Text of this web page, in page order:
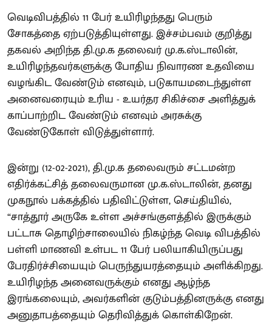
வெடிவிபத்தில் 11 பேர் உயிரிழந்தது பெரும்
சோகத்தை ஏற்படுத்தியுள்ளது. இச்சம்பவம் குறித்து
தகவல் அறிந்த தி.மு.க தலைவர் மு.க.ஸ்டாலின்,
உயிரிழந்தவர்களுக்கு போதிய நிவாரண உதவியை
வழங்கிட வேண்டும் எனவும், படுகாயமடைந்துள்ள
அனைவரையும் உரிய - உயர்தர சிகிச்சை அளித்துக்
காப்பாற்றிட வேண்டும் எனவும் அரசுக்கு
வேண்டுகோள் விடுத்துள்ளார்.
இன்று (12-02-2021), தி.மு.க தலைவரும் சட்டமன்ற
எதிர்க்கட்சித் தலைவருமான மு.க.ஸ்டாலின், தனது
முகநூல் பக்கத்தில் பதிவிட்டுள்ள, செய்தியில்,
“சாத்தூர் அருகே உள்ள அச்சங்குளத்தில் இருக்கும்
பட்டாசு தொழிற்சாலையில் நிகழ்ந்த வெடி விபத்தில்
பள்ளி மாணவி உள்பட 11 பேர் பலியாகியிருப்பது
பேரதிர்ச்சியையும் பெருந்துயரத்தையும் அளிக்கிறது.
உயிரிழந்த அனைவருக்கும் எனது ஆழ்ந்த
இரங்கலையும், அவர்களின் குடும்பத்தினருக்கு எனது
அனுதாபத்தையும் தெரிவித்துக் கொள்கிறேன்.